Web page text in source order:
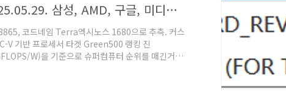
팹리스, 파운드리 단신. (2025.05.29. 삼성, AMD, 구글, 미디어텍)
코드네임 Terra엑시노스 1680으로 추측. 커스
V 기반 프로세서 타겟 Green500 랭킹 진
W)을 기준으로 슈퍼컴퓨터 순위를 매긴거임.
는 Destructive Read Enable인듯한데 역시